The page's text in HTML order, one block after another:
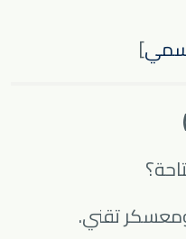
]